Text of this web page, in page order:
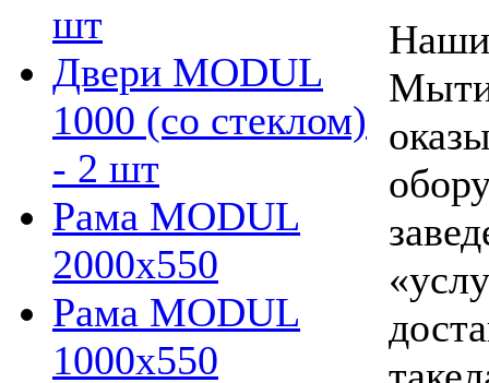
шт
Двери MODUL
1000 (со стеклом)
- 2 шт
Рама MODUL
2000х550
Рама MODUL
1000х550
Наши